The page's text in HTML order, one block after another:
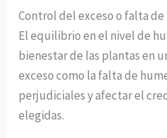
Control del exceso o falta
El equilibrio en el nivel de
bienestar de las plantas en
exceso como la falta de
perjudiciales y afectar el
elegidas.